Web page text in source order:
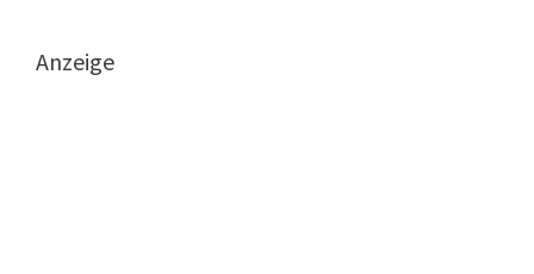
Anzeige